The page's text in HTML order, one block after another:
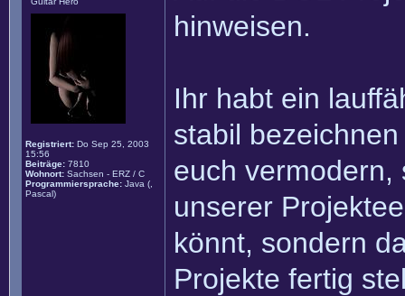
Registriert: Do Sep 25, 2003
15:56
Beiträge: 7810
Wohnort: Sachsen - ERZ / C
Programmiersprache: Java (,
Pascal)
hinweisen.
Ihr habt ein
stabil
euch vermodern,
unserer
könnt, sondern
Projekte fertig